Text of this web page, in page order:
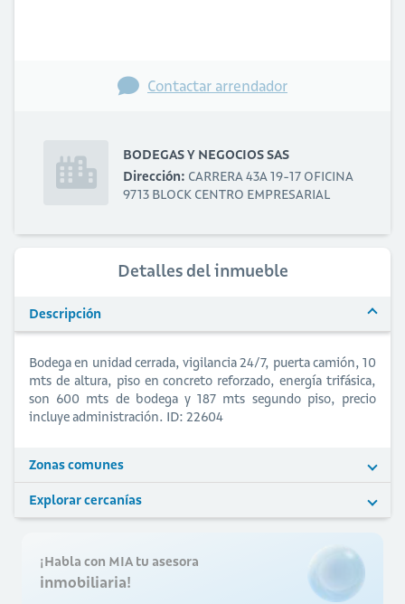
Contactar arrendador
BODEGAS Y NEGOCIOS SAS
Dirección: CARRERA 43A 19-17 OFICINA
9713 BLOCK CENTRO EMPRESARIAL
Detalles del inmueble
Descripción
Bodega en unidad cerrada, vigilancia 24/7, puerta camión, 10
mts de altura, piso en concreto reforzado, energía trifásica,
son 600 mts de bodega y 187 mts segundo piso, precio
incluye administración. ID: 22604
Zonas comunes
Explorar cercanías
¡Habla con MIA tu asesora
inmobiliaria!